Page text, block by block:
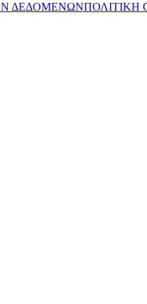
ΔΕΔΟΜΕΝΩΝΠΟΛΙΤΙΚΗ